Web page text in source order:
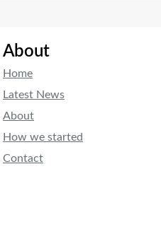
About
Home
Latest News
About
How we started
Contact